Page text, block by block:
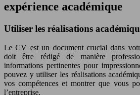
expérience académique
Utiliser les réalisations
Le CV est un document crucial dans
doit être rédigé de manière
informations pertinentes pour
pouvez y utiliser les réalisations
vos compétences et montrer que vous
l’entreprise.